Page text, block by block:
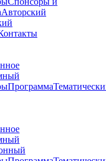
Авторский
Программа